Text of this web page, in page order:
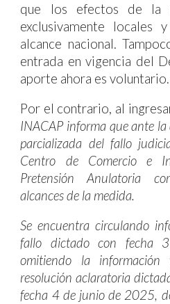
que los efectos de la
exclusivamente locales
alcance nacional.
entrada en vigencia del
aporte ahora es voluntario.
Por el contrario, al
INACAP informa que ante
parcializada del fallo
Centro de Comercio e
Pretensión Anulatoria
alcances de la medida.
Se encuentra circulando
fallo dictado con fecha
omitiendo la
resolución aclaratoria
fecha 4 de junio de 2025,